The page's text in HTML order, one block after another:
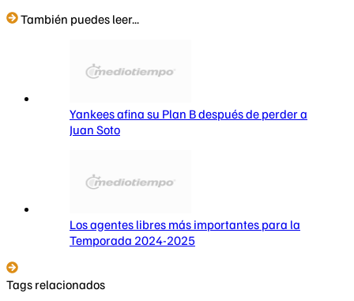
También puedes leer...
Yankees afina su Plan B después de perder a
Juan Soto
Los agentes libres más importantes para la
Temporada 2024-2025
Tags relacionados